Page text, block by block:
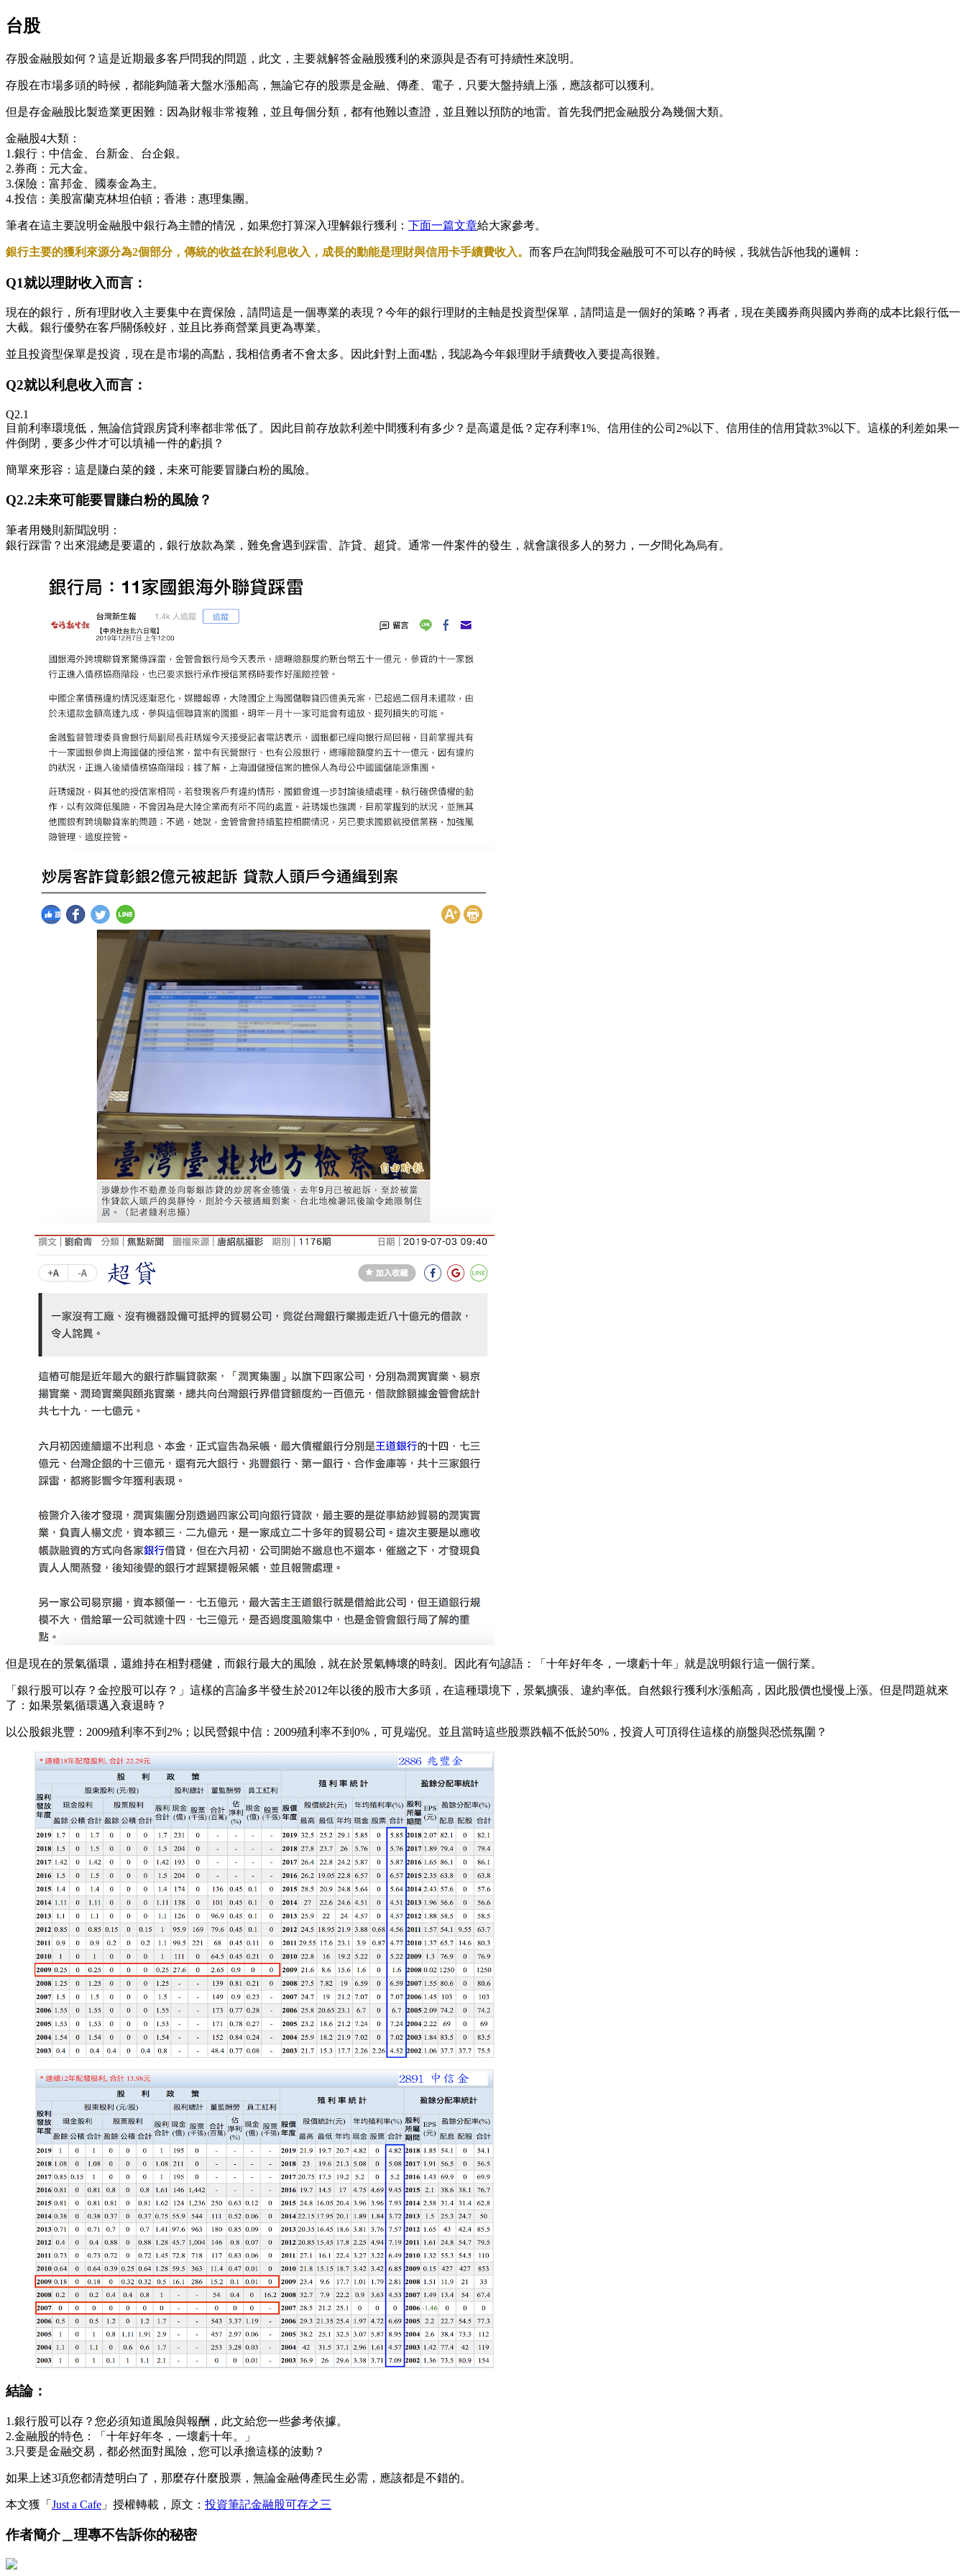
台股
存股金融股如何？這是近期最多客戶問我的問題，此文，主要就解答金融股獲利的來源與是否有可持續性來說明。
存股在市場多頭的時候，都能夠隨著大盤水漲船高，無論它存的股票是金融、傳產、電子，只要大盤持續上漲，應該都可以獲利。
但是存金融股比製造業更困難：因為財報非常複雜，並且每個分類，都有他難以查證，並且難以預防的地雷。首先我們把金融股分為幾個大類。
金融股4大類：
1.銀行：中信金、台新金、台企銀。
2.券商：元大金。
3.保險：富邦金、國泰金為主。
4.投信：美股富蘭克林坦伯頓；香港：惠理集團。
筆者在這主要說明金融股中銀行為主體的情況，如果您打算深入理解銀行獲利： 下面一篇文章給大家參考。
銀行主要的獲利來源分為2個部分，傳統的收益在於利息收入，成長的動能是理財與信用卡手續費收入。 而客戶在詢問我金融股可不可以存的時候，我就告訴他我的邏輯：
Q1就以理財收入而言：
現在的銀行，所有理財收入主要集中在賣保險，請問這是一個專業的表現？今年的銀行理財的主軸是投資型保單，請問這是一個好的策略？再者，現在美國券商與國內券商的成本比銀行低一
大截。銀行優勢在客戶關係較好，並且比券商營業員更為專業。
並且投資型保單是投資，現在是市場的高點，我相信勇者不會太多。因此針對上面4點，我認為今年銀理財手續費收入要提高很難。
Q2就以利息收入而言：
Q2.1
目前利率環境低，無論信貸跟房貸利率都非常低了。因此目前存放款利差中間獲利有多少？是高還是低？定存利率1%、信用佳的公司2%以下、信用佳的信用貸款3%以下。這樣的利差如果一
件倒閉，要多少件才可以填補一件的虧損？
簡單來形容：這是賺白菜的錢，未來可能要冒賺白粉的風險。
Q2.2未來可能要冒賺白粉的風險？
筆者用幾則新聞說明：
銀行踩雷？出來混總是要還的，銀行放款為業，難免會遇到踩雷、詐貸、超貸。通常一件案件的發生，就會讓很多人的努力，一夕間化為烏有。
但是現在的景氣循環，還維持在相對穩健，而銀行最大的風險，就在於景氣轉壞的時刻。因此有句諺語：「十年好年冬，一壞虧十年」就是說明銀行這一個行業。
「銀行股可以存？金控股可以存？」這樣的言論多半發生於2012年以後的股市大多頭，在這種環境下，景氣擴張、違約率低。自然銀行獲利水漲船高，因此股價也慢慢上漲。但是問題就來
了：如果景氣循環邁入衰退時？
以公股銀兆豐：2009殖利率不到2%；以民營銀中信：2009殖利率不到0%，可見端倪。並且當時這些股票跌幅不低於50%，投資人可頂得住這樣的崩盤與恐慌氛圍？
結論：
1.銀行股可以存？您必須知道風險與報酬，此文給您一些參考依據。
2.金融股的特色：「十年好年冬，一壞虧十年。」
3.只要是金融交易，都必然面對風險，您可以承擔這樣的波動？
如果上述3項您都清楚明白了，那麼存什麼股票，無論金融傳產民生必需，應該都是不錯的。
本文獲「 Just a Cafe 」授權轉載，原文： 投資筆記金融股可存之三
作者簡介＿理專不告訴你的秘密